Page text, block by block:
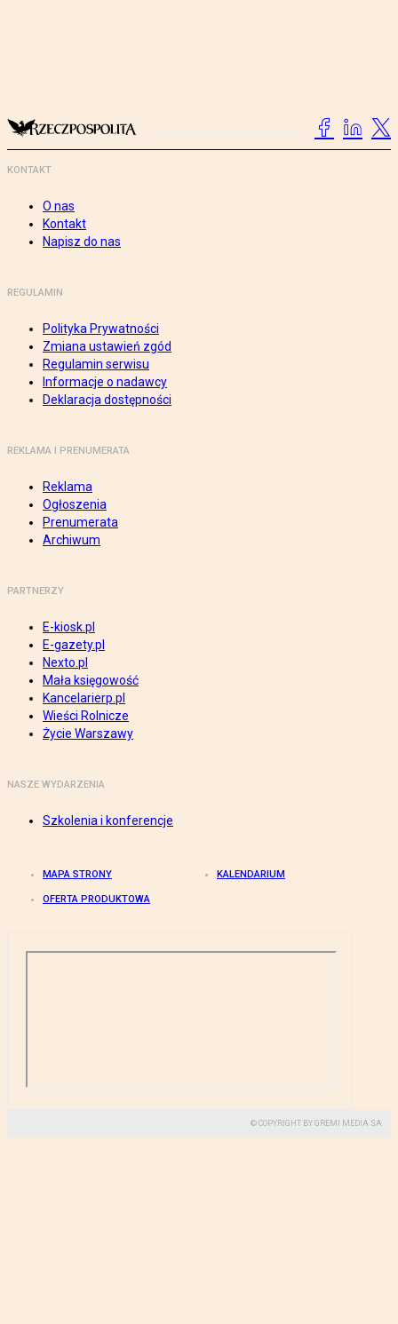
KONTAKT
O nas
Kontakt
Napisz do nas
REGULAMIN
Polityka Prywatności
Zmiana ustawień zgód
Regulamin serwisu
Informacje o nadawcy
Deklaracja dostępności
REKLAMA I PRENUMERATA
Reklama
Ogłoszenia
Prenumerata
Archiwum
PARTNERZY
E-kiosk.pl
E-gazety.pl
Nexto.pl
Mała księgowość
Kancelarierp.pl
Wieści Rolnicze
Życie Warszawy
NASZE WYDARZENIA
Szkolenia i konferencje
MAPA STRONY KALENDARIUM
OFERTA PRODUKTOWA
© COPYRIGHT BY GREMI MEDIA SA